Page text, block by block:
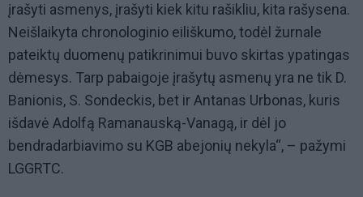
įrašyti asmenys, įrašyti kiek kitu rašikliu, kita rašysena.
Neišlaikyta chronologinio eiliškumo, todėl žurnale
pateiktų duomenų patikrinimui buvo skirtas ypatingas
dėmesys. Tarp pabaigoje įrašytų asmenų yra ne tik D.
Banionis, S. Sondeckis, bet ir Antanas Urbonas, kuris
išdavė Adolfą Ramanauską-Vanagą, ir dėl jo
bendradarbiavimo su KGB abejonių nekyla“, – pažymi
LGGRTC.